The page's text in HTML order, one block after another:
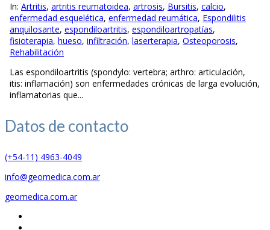
In: Artritis, artritis reumatoidea, artrosis, Bursitis, calcio,
enfermedad esquelética, enfermedad reumática, Espondilitis
anquilosante, espondiloartritis, espondiloartropatías,
fisioterapia, hueso, infiltración, laserterapia, Osteoporosis,
Rehabilitación
Las espondiloartritis (spondylo: vertebra; arthro: articulación,
itis: inflamación) son enfermedades crónicas de larga evolución,
inflamatorias que...
Datos de contacto
(+54-11) 4963-4049
info@geomedica.com.ar
geomedica.com.ar